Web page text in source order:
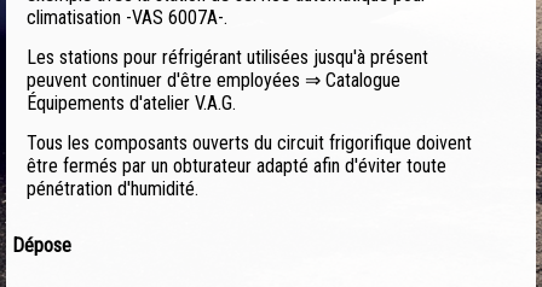
climatisation -VAS 6007A-.
Les stations pour réfrigérant utilisées jusqu'à présent
peuvent continuer d'être employées ⇒ Catalogue
Équipements d'atelier V.A.G.
Tous les composants ouverts du circuit frigorifique doivent
être fermés par un obturateur adapté afin d'éviter toute
pénétration d'humidité.
Dépose